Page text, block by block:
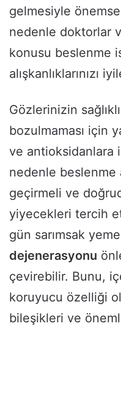
gelmesiyle
nedenle doktorlar
konusu beslenme
alışkanlıklarınızı
Gözlerinizin
bozulmaması için
ve antioksidanlara
nedenle beslenme
geçirmeli ve
yiyecekleri tercih
gün sarımsak
dejenerasyonu
çevirebilir. Bunu,
koruyucu özelliği
bileşikleri ve